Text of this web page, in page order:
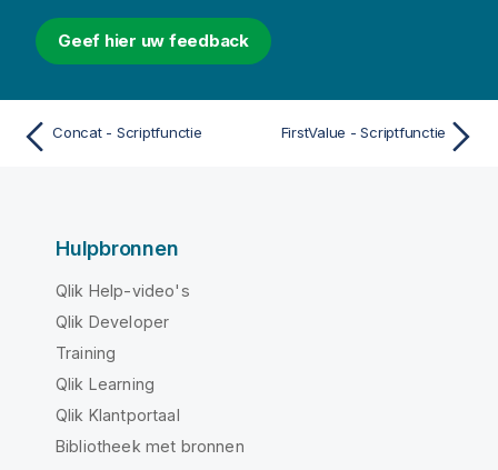
Geef hier uw feedback
Concat - Scriptfunctie FirstValue - Scriptfunctie
Hulpbronnen
Qlik Help-video's
Qlik Developer
Training
Qlik Learning
Qlik Klantportaal
Bibliotheek met bronnen